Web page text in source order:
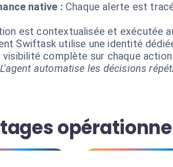
native : Chaque alerte est
est contextualisée et exécutée
Swiftask utilise une identité
visibilité complète sur chaque
L'agent automatise les décisions